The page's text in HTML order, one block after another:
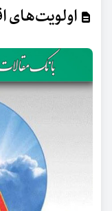
اولویت‌های